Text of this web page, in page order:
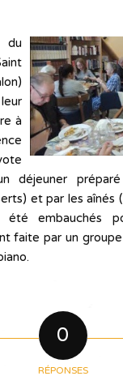
à
déjeuner
et par les aînés
embauchés
faite par un
0
RÉPONSES